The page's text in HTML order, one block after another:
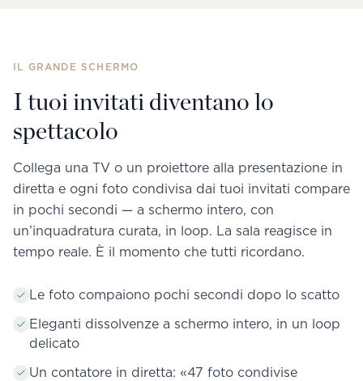
IL GRANDE SCHERMO
I tuoi invitati diventano lo
spettacolo
Collega una TV o un proiettore alla presentazione in
diretta e ogni foto condivisa dai tuoi invitati compare
in pochi secondi — a schermo intero, con
un’inquadratura curata, in loop. La sala reagisce in
tempo reale. È il momento che tutti ricordano.
Le foto compaiono pochi secondi dopo lo scatto
Eleganti dissolvenze a schermo intero, in un loop
delicato
Un contatore in diretta: «47 foto condivise